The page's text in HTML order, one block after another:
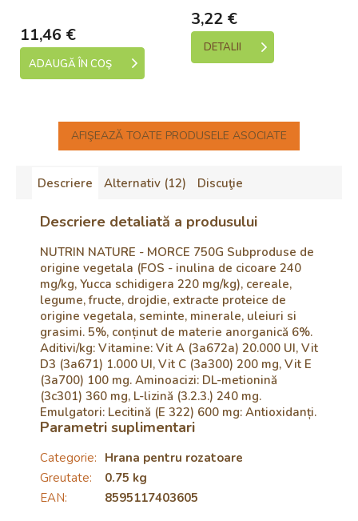
11,46 €
ADAUGĂ ÎN COŞ
3,22 €
DETALII
AFIŞEAZĂ TOATE PRODUSELE ASOCIATE
Descriere Alternativ (12) Discuţie
Descriere detaliată a produsului
NUTRIN NATURE - MORCE 750G Subproduse de
origine vegetala (FOS - inulina de cicoare 240
mg/kg, Yucca schidigera 220 mg/kg), cereale,
legume, fructe, drojdie, extracte proteice de
origine vegetala, seminte, minerale, uleiuri si
grasimi. 5%, conținut de materie anorganică 6%.
Aditivi/kg: Vitamine: Vit A (3a672a) 20.000 UI, Vit
D3 (3a671) 1.000 UI, Vit C (3a300) 200 mg, Vit E
(3a700) 100 mg. Aminoacizi: DL-metionină
(3c301) 360 mg, L-lizină (3.2.3.) 240 mg.
Emulgatori: Lecitină (E 322) 600 mg: Antioxidanți.
Parametri suplimentari
Categorie: Hrana pentru rozatoare
Greutate:
0.75 kg
EAN: 8595117403605